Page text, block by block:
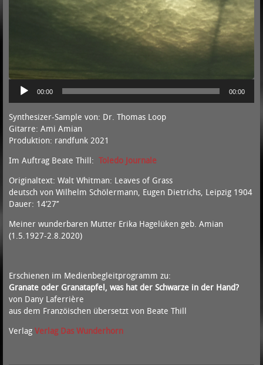
00:00 00:00
Synthesizer-Sample von: Dr. Thomas Loop
Gitarre: Ami Amian
Produktion: randfunk 2021
Im Auftrag Beate Thill: Toledo Journale
Originaltext: Walt Whitman: Leaves of Grass
deutsch von Wilhelm Schölermann, Eugen Dietrichs, Leipzig 1904
Dauer: 14’27’’
Meiner wunderbaren Mutter Erika Hagelüken geb. Amian
(1.5.1927-2.8.2020)
Erschienen im Medienbegleitprogramm zu:
Granate oder Granatapfel, was hat der Schwarze in der Hand?
von Dany Laferrière
aus dem Franzöischen übersetzt von Beate Thill
Verlag Verlag Das Wunderhorn